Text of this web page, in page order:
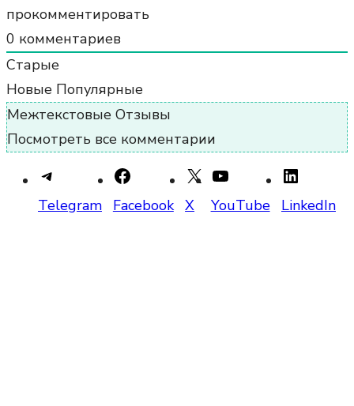
прокомментировать
0 комментариев
Старые
Новые Популярные
Межтекстовые Отзывы
Посмотреть все комментарии
Telegram Facebook X YouTube LinkedIn